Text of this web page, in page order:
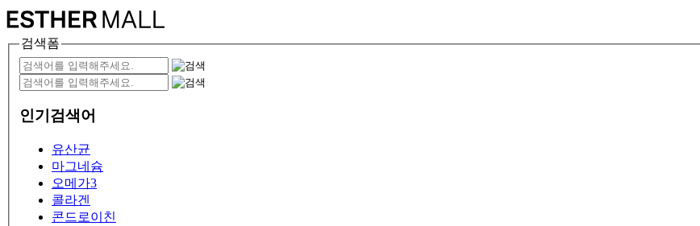
검색폼
인기검색어
유산균
마그네슘
오메가3
콜라겐
콘드로이친